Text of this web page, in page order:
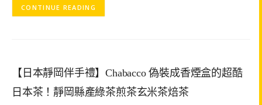
CONTINUE READING
【日本靜岡伴手禮】Chabacco 偽裝成香煙盒的超酷
日本茶！靜岡縣產綠茶煎茶玄米茶焙茶